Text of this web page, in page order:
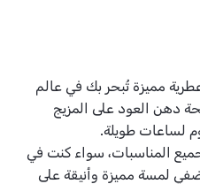
مميزة تُبحر بك في عالم
دهن العود على المزيج
لساعات طويلة.
المناسبات، سواء كنت في
لمسة مميزة وأنيقة على